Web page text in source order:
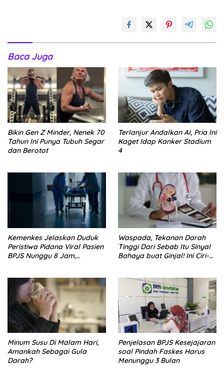
Baca Juga
Bikin Gen Z Minder, Nenek 70
Tahun Ini Punya Tubuh Segar
dan Berotot
Terlanjur Andalkan AI, Pria Ini
Kaget Idap Kanker Stadium
4
Kemenkes Jelaskan Duduk
Peristiwa Pidana Viral Pasien
BPJS Nunggu 8 Jam,
Waspada, Tekanan Darah
Tinggi Dari Sebab Itu Sinyal
Bahaya buat Ginjal! Ini Ciri-
Minum Susu Di Malam Hari,
Amankah Sebagai Gula
Darah?
Penjelasan BPJS Kesejajaran
soal Pindah Faskes Harus
Menunggu 3 Bulan